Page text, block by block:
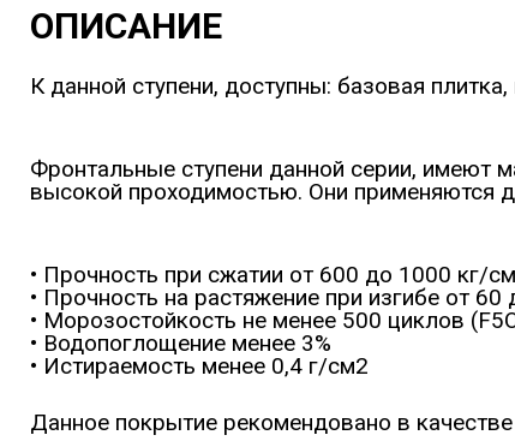
ОПИСАНИЕ
К данной ступени, доступны: базовая
Фронтальные ступени данной серии, имеют
высокой проходимостью. Они применяются
• Прочность при сжатии от 600 до 1000 кг/
• Прочность на растяжение при изгибе от
• Морозостойкость не менее 500 циклов
• Водопоглощение менее 3%
• Истираемость менее 0,4 г/см2
Данное покрытие рекомендовано в качестве